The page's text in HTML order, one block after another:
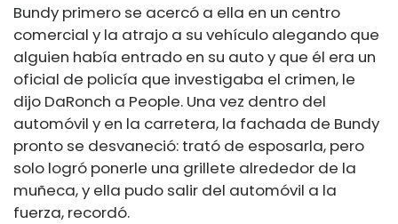
Bundy primero se acercó a ella en un centro
comercial y la atrajo a su vehículo alegando que
alguien había entrado en su auto y que él era un
oficial de policía que investigaba el crimen, le
dijo DaRonch a People. Una vez dentro del
automóvil y en la carretera, la fachada de Bundy
pronto se desvaneció: trató de esposarla, pero
solo logró ponerle una grillete alrededor de la
muñeca, y ella pudo salir del automóvil a la
fuerza, recordó.